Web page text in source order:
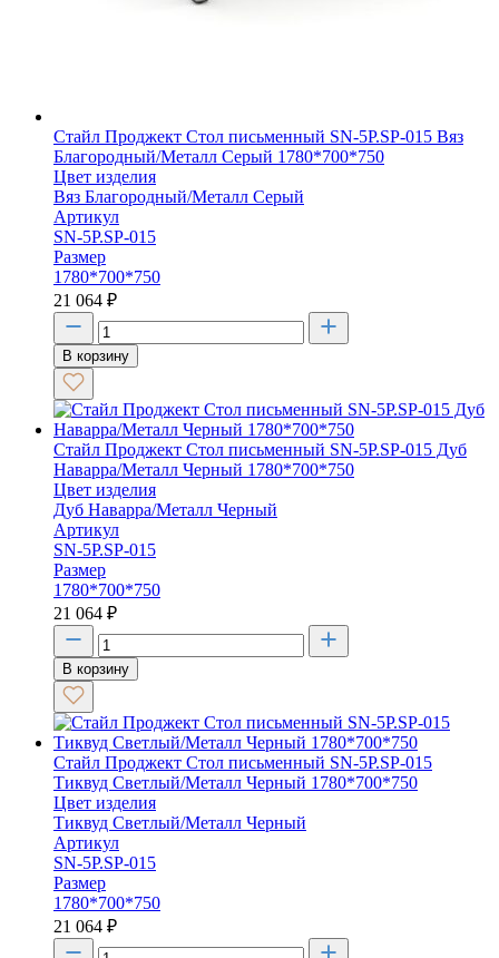
Стайл Проджект Стол письменный SN-5P.SP-015 Вяз
Благородный/Металл Серый 1780*700*750
Цвет изделия
Вяз Благородный/Металл Серый
Артикул
SN-5P.SP-015
Размер
1780*700*750
21 064 ₽
В корзину
Стайл Проджект Стол письменный SN-5P.SP-015 Дуб
Наварра/Металл Черный 1780*700*750
Цвет изделия
Дуб Наварра/Металл Черный
Артикул
SN-5P.SP-015
Размер
1780*700*750
21 064 ₽
В корзину
Стайл Проджект Стол письменный SN-5P.SP-015
Тиквуд Светлый/Металл Черный 1780*700*750
Цвет изделия
Тиквуд Светлый/Металл Черный
Артикул
SN-5P.SP-015
Размер
1780*700*750
21 064 ₽